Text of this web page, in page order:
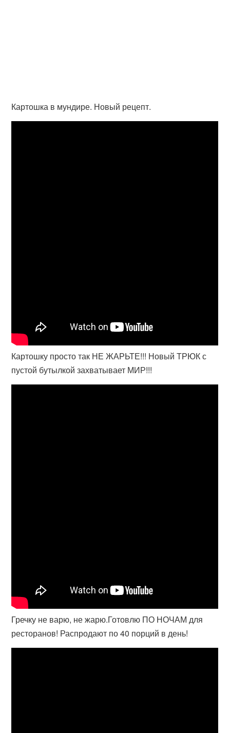
Картошка в мундире. Новый рецепт.
Картошку просто так НЕ ЖАРЬТЕ!!! Новый ТРЮК с
пустой бутылкой захватывает МИР!!!
Гречку не варю, не жарю.Готовлю ПО НОЧАМ для
ресторанов! Распродают по 40 порций в день!